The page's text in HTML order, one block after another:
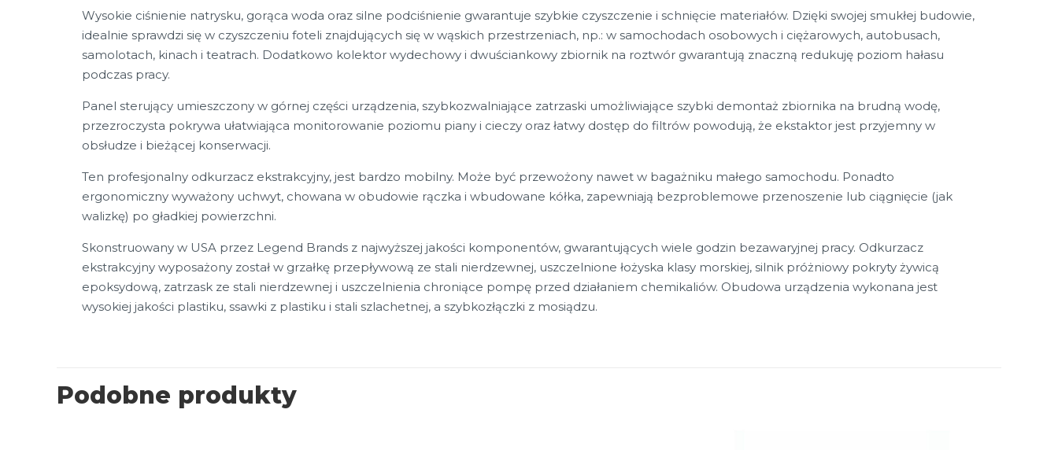
Wysokie ciśnienie natrysku, gorąca woda oraz silne podciśnienie gwarantuje szybkie czyszczenie i schnięcie materiałów. Dzięki swojej smukłej budowie,
idealnie sprawdzi się w czyszczeniu foteli znajdujących się w wąskich przestrzeniach, np.: w samochodach osobowych i ciężarowych, autobusach,
samolotach, kinach i teatrach. Dodatkowo kolektor wydechowy i dwuściankowy zbiornik na roztwór gwarantują znaczną redukuję poziom hałasu
podczas pracy.
Panel sterujący umieszczony w górnej części urządzenia, szybkozwalniające zatrzaski umożliwiające szybki demontaż zbiornika na brudną wodę,
przezroczysta pokrywa ułatwiająca monitorowanie poziomu piany i cieczy oraz łatwy dostęp do filtrów powodują, że ekstaktor jest przyjemny w
obsłudze i bieżącej konserwacji.
Ten profesjonalny odkurzacz ekstrakcyjny, jest bardzo mobilny. Może być przewożony nawet w bagażniku małego samochodu. Ponadto
ergonomiczny wyważony uchwyt, chowana w obudowie rączka i wbudowane kółka, zapewniają bezproblemowe przenoszenie lub ciągnięcie (jak
walizkę) po gładkiej powierzchni.
Skonstruowany w USA przez Legend Brands z najwyższej jakości komponentów, gwarantujących wiele godzin bezawaryjnej pracy. Odkurzacz
ekstrakcyjny wyposażony został w grzałkę przepływową ze stali nierdzewnej, uszczelnione łożyska klasy morskiej, silnik próżniowy pokryty żywicą
epoksydową, zatrzask ze stali nierdzewnej i uszczelnienia chroniące pompę przed działaniem chemikaliów. Obudowa urządzenia wykonana jest
wysokiej jakości plastiku, ssawki z plastiku i stali szlachetnej, a szybkozłączki z mosiądzu.
Podobne produkty